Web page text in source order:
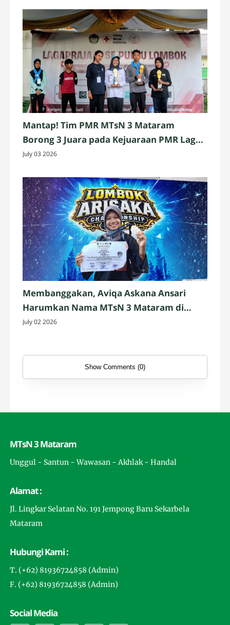
Mantap! Tim PMR MTsN 3 Mataram
Borong 3 Juara pada Kejuaraan PMR Laga
Praja IV 2026 Se-Pulau Lombok
July 03 2026
Membanggakan, Aviqa Askana Ansari
Harumkan Nama MTsN 3 Mataram di
Ajang Pencak Silat Nasional
July 02 2026
Show Comments (0)
MTsN 3 Mataram
Unggul - Santun - Wawasan - Akhlak - Handal
Alamat :
Jl. Lingkar Selatan No. 191 Jempong Baru Sekarbela
Mataram
Hubungi Kami :
T. (+62) 81936724858 (Admin)
F. (+62) 81936724858 (Admin)
Social Media